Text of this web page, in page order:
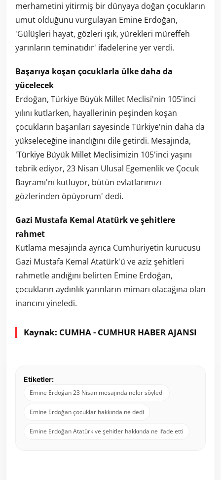
merhametini yitirmiş bir dünyaya doğan çocukların
umut olduğunu vurgulayan Emine Erdoğan,
'Gülüşleri hayat, gözleri ışık, yürekleri müreffeh
yarınların teminatıdır' ifadelerine yer verdi.
Başarıya koşan çocuklarla ülke daha da
yücelecek
Erdoğan, Türkiye Büyük Millet Meclisi'nin 105'inci
yılını kutlarken, hayallerinin peşinden koşan
çocukların başarıları sayesinde Türkiye'nin daha da
yükseleceğine inandığını dile getirdi. Mesajında,
'Türkiye Büyük Millet Meclisimizin 105'inci yaşını
tebrik ediyor, 23 Nisan Ulusal Egemenlik ve Çocuk
Bayramı'nı kutluyor, bütün evlatlarımızı
gözlerinden öpüyorum' dedi.
Gazi Mustafa Kemal Atatürk ve şehitlere
rahmet
Kutlama mesajında ayrıca Cumhuriyetin kurucusu
Gazi Mustafa Kemal Atatürk'ü ve aziz şehitleri
rahmetle andığını belirten Emine Erdoğan,
çocukların aydınlık yarınların mimarı olacağına olan
inancını yineledi.
Kaynak: CUMHA - CUMHUR HABER AJANSI
Etiketler:
Emine Erdoğan 23 Nisan mesajında neler söyledi
Emine Erdoğan çocuklar hakkında ne dedi
Emine Erdoğan Atatürk ve şehitler hakkında ne ifade etti